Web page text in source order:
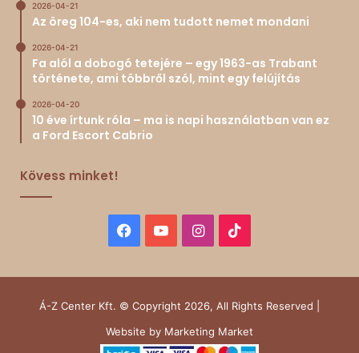
2026-04-21
Az öreg 104-es, aki nem tudott nemet mondani
2026-04-21
Fa alól a dobogó tetejére – egy 1963-as Trabant
története, ami többről szól, mint egy felújítás
2026-04-20
10 éve írtunk róla – ma is napi használatban van ez
a Ford Escort Cabrio
Kövess minket!
Facebook
YouTubeInstagram
Á-Z Center Kft. © Copyright 2026, All Rights Reserved |
Website by Marketing Market